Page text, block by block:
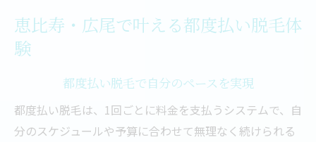
LED脱毛の特徴と美肌効果を徹底解説
敏感肌にも優しいLED脱毛の特徴
En脱毛のLED技術でつるん肌を実現
冷却機能付きLED脱毛の安心ポイント
恵比寿・広尾で叶える都度払い脱毛体
験
都度払い脱毛で自分のペースを実現
都度払い脱毛は、1回ごとに料金を支払うシステムで、自
分のスケジュールや予算に合わせて無理なく続けられる